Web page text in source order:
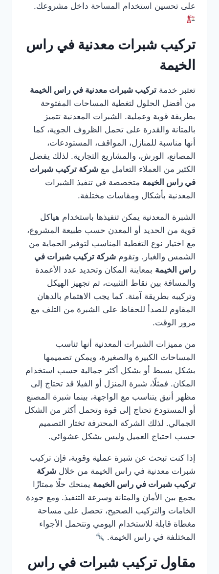
على تحسين استخدام المساحة داخل مشروعك.
تركيب شبرات معدنية في راس
الخيمة
تعتبر خدمة تركيب شبرات معدنية في راس الخيمة
من أفضل الحلول لتغطية المساحات المفتوحة
بطريقة قوية وعملية. الشبرات المعدنية تتميز
بالمتانة والقدرة على تحمل الظروف الجوية، كما
أنها مناسبة للمنازل، المواقف، المستودعات،
المصانع، الورش، والمشاريع التجارية. لذلك يفضل
الكثير من العملاء التعامل مع شركة تركيب شبرات
في راس الخيمة متخصصة في تنفيذ الشبرات
المعدنية بأشكال ومقاسات مختلفة.
الشبرة المعدنية يمكن تنفيذها باستخدام هياكل
قوية من الحديد أو المعدن حسب طبيعة المشروع،
مع اختيار نوع التغطية المناسب لتوفير الحماية من
الشمس والغبار. وتقوم شركة تركيب شبرات في
راس الخيمة بمعاينة المكان وتحديد عدد الأعمدة
والمسافة بين نقاط التثبيت، ثم تجهيز الهيكل
وتركيبه بطريقة آمنة. كما يجب الاهتمام بالدهان
المقاوم للصدأ للحفاظ على الشبرة من التلف مع
مرور الوقت.
من مميزات الشبرات المعدنية أنها تناسب
المساحات الكبيرة والصغيرة، ويمكن تصميمها
بشكل بسيط أو بشكل أكثر جمالية حسب استخدام
المكان. فمثلًا، شبرة المنزل أو الفيلا قد تحتاج إلى
مظهر أنيق يتناسب مع الواجهة، بينما شبرة المصنع
أو المستودع تحتاج إلى قوة وتحمل أكثر من الشكل
الجمالي. لذلك الشركة المحترفة تختار التصميم
حسب احتياج العميل وليس بشكل عشوائي.
إذا كنت تبحث عن شبرة عملية وقوية، فإن تركيب
شبرات معدنية في راس الخيمة من خلال شركة
تركيب شبرات في راس الخيمة يمنحك حلًا ممتازًا
يجمع بين الأمان والمتانة وسرعة التنفيذ. ومع جودة
الخامات والتركيب الصحيح، تحصل على مساحة
مغطاة قابلة للاستخدام اليومي وتتحمل الأجواء
المختلفة في راس الخيمة.
مقاول تركيب شبرات في راس